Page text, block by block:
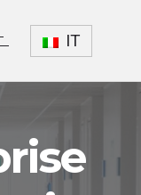
IT